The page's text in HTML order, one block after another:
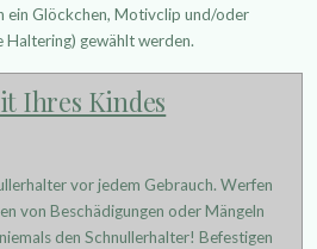
ein Glöckchen, Motivclip und/oder
Haltering) gewählt werden.
Ihres Kindes
vor jedem Gebrauch. Werfen
von Beschädigungen oder Mängeln
den Schnullerhalter! Befestigen